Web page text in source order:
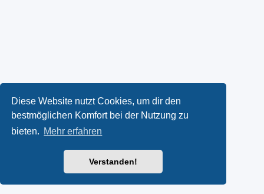
Diese Website nutzt Cookies, um dir den
bestmöglichen Komfort bei der Nutzung zu
bieten. Mehr erfahren
Verstanden!